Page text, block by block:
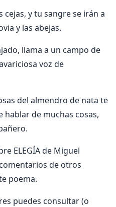
y tu sangre se irán a
y las abejas.
llama a un campo de
voz de
del almendro de nata te
de muchas cosas,
ELEGÍA de Miguel
de otros
poema.
puedes consultar (o